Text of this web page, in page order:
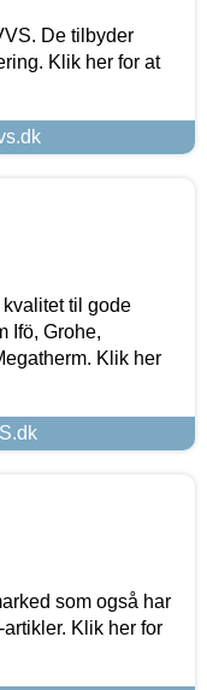
De tilbyder
Klik her for at
til gode
Ifö, Grohe,
Klik her
som også har
Klik her for